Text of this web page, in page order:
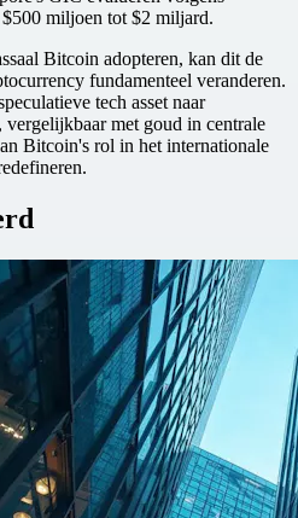
miljoen tot $2 miljard.
Bitcoin adopteren, kan dit de
fundamenteel veranderen.
tech asset naar
vergelijkbaar met goud in centrale
Bitcoin's rol in het internationale